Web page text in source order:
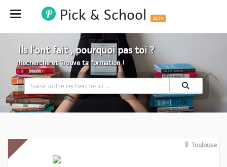
Hide Pick & School BETA
Ils l'ont fait , pourquoi pas toi ?
Recherche et Trouve ta formation !
Toulouse